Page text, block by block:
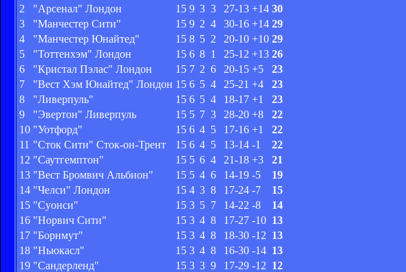
2
"Арсенал" Лондон 15 9 3 3 27-13 +14 30
3
"Манчестер Сити" 15 9 2 4 30-16 +14 29
4
"Манчестер Юнайтед" 15 8 5 2 20-10 +10 29
5
"Тоттенхэм" Лондон 15 6 8 1 25-12 +13 26
6
"Кристал Пэлас" Лондон 15 7 2 6 20-15 +5
23
7
"Вест Хэм Юнайтед" Лондон 15 6 5 4 25-21 +4
23
8
"Ливерпуль" 15 6 5 4 18-17 +1
23
9
"Эвертон" Ливерпуль 15 5 7 3 28-20 +8
22
10 "Уотфорд" 15 6 4 5 17-16 +1
22
11 "Сток Сити" Сток-он-Трент 15 6 4 5 13-14 -1
22
12 "Саутгемптон" 15 5 6 4 21-18 +3
21
13 "Вест Бромвич Альбион" 15 5 4 6 14-19 -5
19
14 "Челси" Лондон 15 4 3 8 17-24 -7
15
15 "Суонси" 15 3 5 7 14-22 -8
14
16 "Норвич Сити" 15 3 4 8 17-27 -10 13
17 "Борнмут" 15 3 4 8 18-30 -12 13
18 "Ньюкасл" 15 3 4 8 16-30 -14 13
19 "Сандерленд" 15 3 3 9 17-29 -12 12